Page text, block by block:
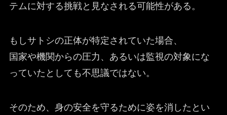
テムに対する挑戦と見なされる可能性がある。
もしサトシの正体が特定されていた場合、
国家や機関からの圧力、あるいは監視の対象にな
っていたとしても不思議ではない。
そのため、身の安全を守るために姿を消したとい